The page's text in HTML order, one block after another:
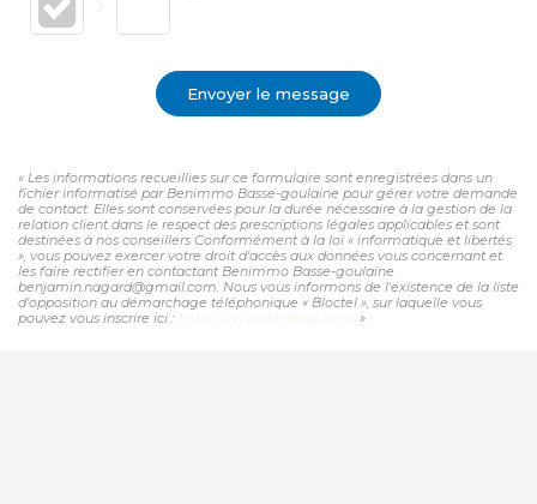
Envoyer le message
« Les informations recueillies sur ce formulaire sont enregistrées dans un
fichier informatisé par Benimmo Basse-goulaine pour gérer votre demande
de contact. Elles sont conservées pour la durée nécessaire à la gestion de la
relation client dans le respect des prescriptions légales applicables et sont
destinées à nos conseillers Conformément à la loi « informatique et libertés
», vous pouvez exercer votre droit d'accès aux données vous concernant et
les faire rectifier en contactant Benimmo Basse-goulaine
benjamin.nagard@gmail.com. Nous vous informons de l'existence de la liste
d'opposition au démarchage téléphonique « Bloctel », sur laquelle vous
pouvez vous inscrire ici :
»